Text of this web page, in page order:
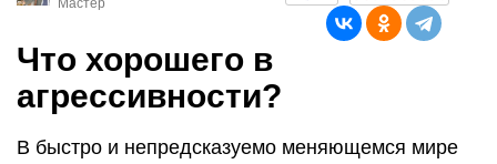
Мастер
Что хорошего в
агрессивности?
В быстро и непредсказуемо меняющемся мире